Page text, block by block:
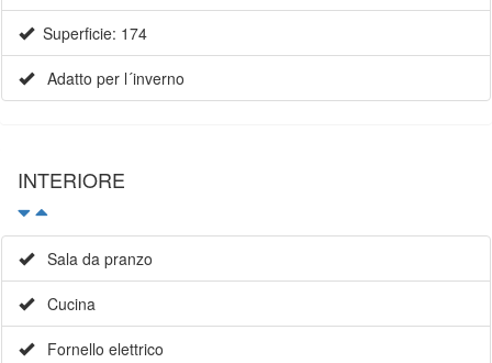
Superficie: 174
Adatto per l´inverno
INTERIORE
Sala da pranzo
Cucina
Fornello elettrico